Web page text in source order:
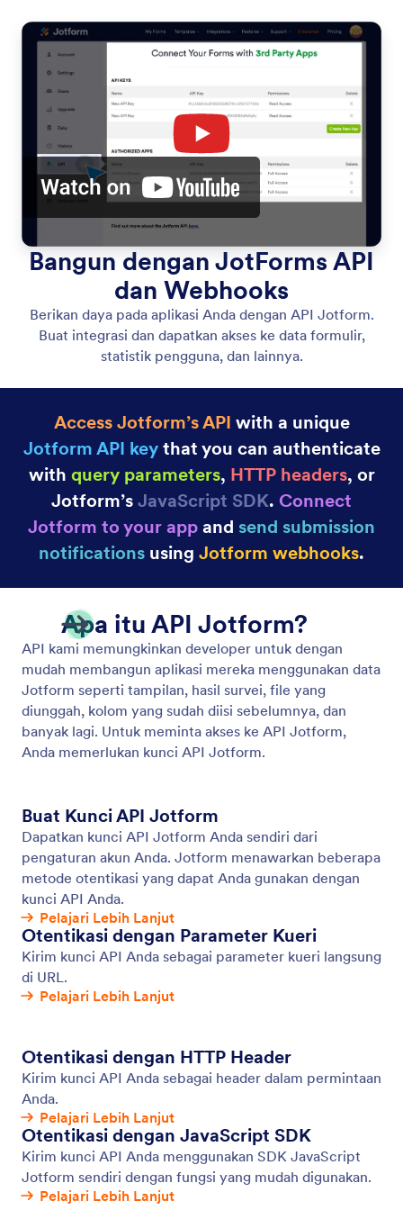
Bangun dengan JotForms API
dan Webhooks
Berikan daya pada aplikasi Anda dengan API Jotform.
Buat integrasi dan dapatkan akses ke data formulir,
statistik pengguna, dan lainnya.
Access Jotform’s API with a unique
Jotform API keythat you can authenticate
with query parameters, HTTP headers, or
Jotform’sJavaScript SDK. Connect
Jotform to your appand send submission
notifications using Jotform webhooks.
Apa itu API Jotform?
API kami memungkinkan developer untuk dengan
mudah membangun aplikasi mereka menggunakan data
Jotform seperti tampilan, hasil survei, file yang
diunggah, kolom yang sudah diisi sebelumnya, dan
banyak lagi. Untuk meminta akses ke API Jotform,
Anda memerlukan kunci API Jotform.
Buat Kunci API Jotform
Dapatkan kunci API Jotform Anda sendiri dari
pengaturan akun Anda. Jotform menawarkan beberapa
metode otentikasi yang dapat Anda gunakan dengan
kunci API Anda.
Pelajari Lebih Lanjut
Otentikasi dengan Parameter Kueri
Kirim kunci API Anda sebagai parameter kueri langsung
di URL.
Pelajari Lebih Lanjut
Otentikasi dengan HTTP Header
Kirim kunci API Anda sebagai header dalam permintaan
Anda.
Pelajari Lebih Lanjut
Otentikasi dengan JavaScript SDK
Kirim kunci API Anda menggunakan SDK JavaScript
Jotform sendiri dengan fungsi yang mudah digunakan.
Pelajari Lebih Lanjut